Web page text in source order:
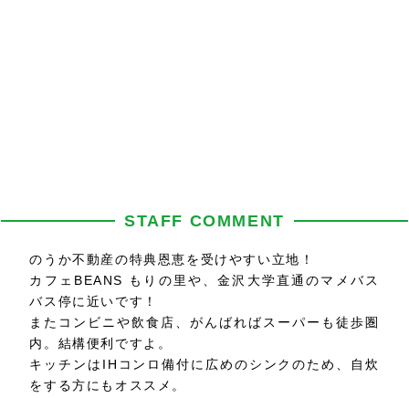
STAFF COMMENT
のうか不動産の特典恩恵を受けやすい立地！
カフェBEANS もりの里や、金沢大学直通のマメバス
バス停に近いです！
またコンビニや飲食店、がんばればスーパーも徒歩圏
内。結構便利ですよ。
キッチンはIHコンロ備付に広めのシンクのため、自炊
をする方にもオススメ。